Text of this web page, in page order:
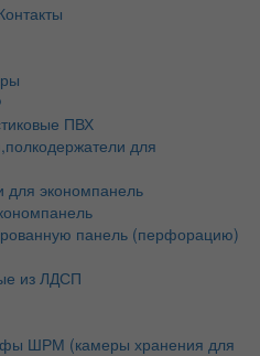
ПВХ
для
для экономпанель
панель (перфорацию)
из ЛДСП
ШРМ (камеры хранения для